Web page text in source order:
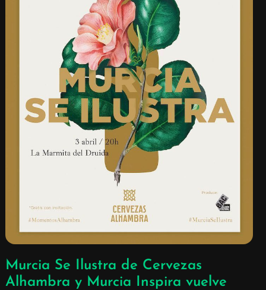
Murcia Se Ilustra de Cervezas
Alhambra y Murcia Inspira vuelve